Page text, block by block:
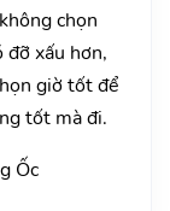
chọn
xấu hơn,
giờ tốt để
tốt mà đi.
Ốc